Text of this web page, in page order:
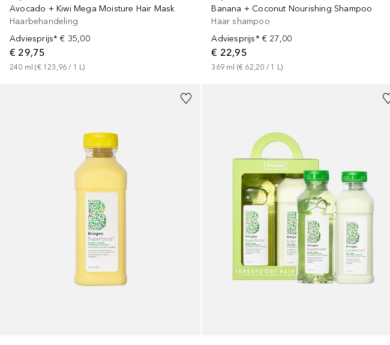
Avocado + Kiwi Mega Moisture Hair Mask
Haarbehandeling
Adviesprijs* € 35,00
€ 29,75
240 ml (€ 123,96 / 1 L)
Banana + Coconut Nourishing Shampoo
Haar shampoo
Adviesprijs* € 27,00
€ 22,95
369 ml (€ 62,20 / 1 L)